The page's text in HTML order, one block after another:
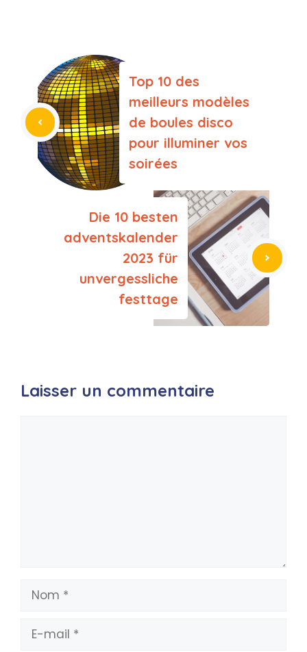
Top 10 des
meilleurs modèles
de boules disco
pour illuminer vos
soirées
Die 10 besten
adventskalender
2023 für
unvergessliche
festtage
Laisser un commentaire
Nom
mail